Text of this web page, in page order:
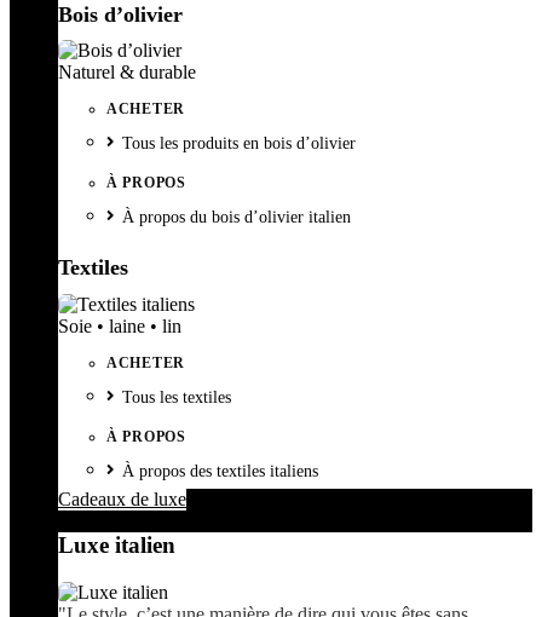
Bois d’olivier
Naturel & durable
ACHETER
Tous les produits en bois d’olivier
À PROPOS
À propos du bois d’olivier italien
Textiles
Soie • laine • lin
ACHETER
Tous les textiles
À PROPOS
À propos des textiles italiens
Cadeaux de luxe
Luxe italien